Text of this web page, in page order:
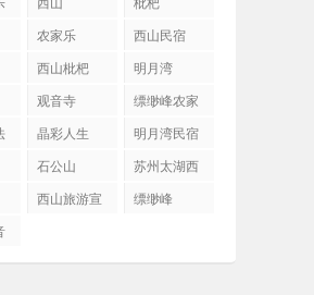
农家乐
西山民宿
西山枇杷
明月湾
观音寺
缥缈峰农家
乐
晶彩人生
明月湾民宿
石公山
苏州太湖西
山岛
西山旅游宣
缥缈峰